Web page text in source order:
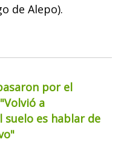
de Alepo).
por el
a
es hablar de